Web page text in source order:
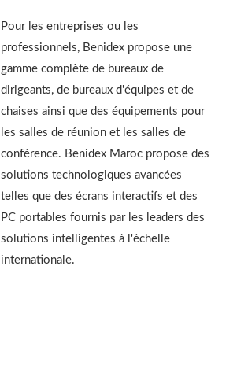
Pour les entreprises ou les
professionnels, Benidex propose une
gamme complète de bureaux de
dirigeants, de bureaux d'équipes et de
chaises ainsi que des équipements pour
les salles de réunion et les salles de
conférence. Benidex Maroc propose des
solutions technologiques avancées
telles que des écrans interactifs et des
PC portables fournis par les leaders des
solutions intelligentes à l'échelle
internationale.